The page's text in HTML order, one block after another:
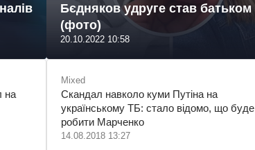
Бєдняков удруге став батьком
(фото)
20.10.2022 10:58
на
Mixed
Скандал навколо куми Путіна на
українському ТБ: стало відомо, що буде
робити Марченко
14.08.2018 13:27